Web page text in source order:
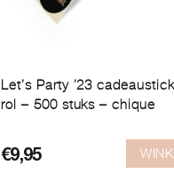
Let’s Party ’23
rol – 500 stuks – chique
€9,95